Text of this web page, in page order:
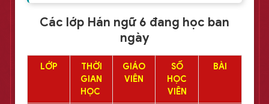
Các lớp Hán ngữ 6 đang học ban
ngày
LỚP
THỜI
GIAN
HỌC
GIÁO
VIÊN
SỐ
HỌC
VIÊN
BÀI